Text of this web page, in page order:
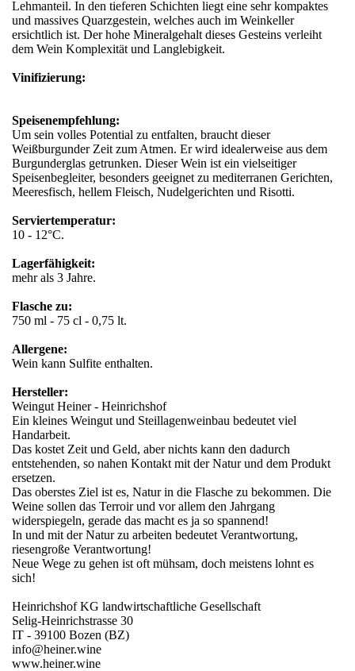
Lehmanteil. In den tieferen Schichten liegt eine sehr kompaktes
und massives Quarzgestein, welches auch im Weinkeller
ersichtlich ist. Der hohe Mineralgehalt dieses Gesteins verleiht
dem Wein Komplexität und Langlebigkeit.
Vinifizierung:
Speisenempfehlung:
Um sein volles Potential zu entfalten, braucht dieser
Weißburgunder Zeit zum Atmen. Er wird idealerweise aus dem
Burgunderglas getrunken. Dieser Wein ist ein vielseitiger
Speisenbegleiter, besonders geeignet zu mediterranen Gerichten,
Meeresfisch, hellem Fleisch, Nudelgerichten und Risotti.
Serviertemperatur:
10 - 12°C.
Lagerfähigkeit:
mehr als 3 Jahre.
Flasche zu:
750 ml - 75 cl - 0,75 lt.
Allergene:
Wein kann Sulfite enthalten.
Hersteller:
Weingut Heiner - Heinrichshof
Ein kleines Weingut und Steillagenweinbau bedeutet viel
Handarbeit.
Das kostet Zeit und Geld, aber nichts kann den dadurch
entstehenden, so nahen Kontakt mit der Natur und dem Produkt
ersetzen.
Das oberstes Ziel ist es, Natur in die Flasche zu bekommen. Die
Weine sollen das Terroir und vor allem den Jahrgang
widerspiegeln, gerade das macht es ja so spannend!
In und mit der Natur zu arbeiten bedeutet Verantwortung,
riesengroße Verantwortung!
Neue Wege zu gehen ist oft mühsam, doch meistens lohnt es
sich!
Heinrichshof KG landwirtschaftliche Gesellschaft
Selig-Heinrichstrasse 30
IT - 39100 Bozen (BZ)
info@heiner.wine
www.heiner.wine